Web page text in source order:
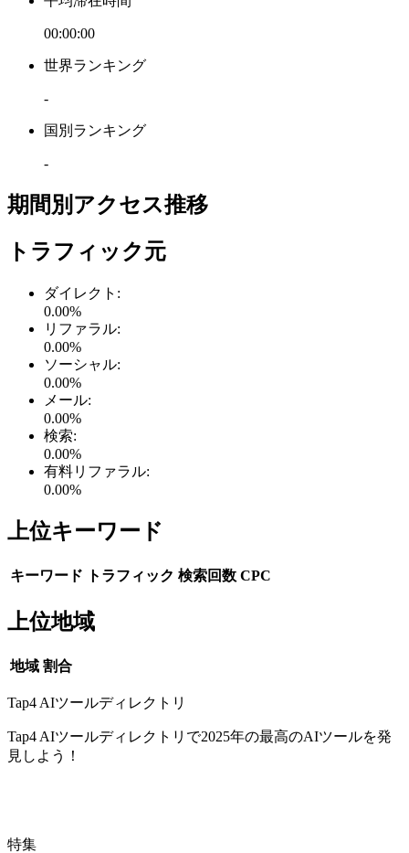
00:00:00
世界ランキング
-
国別ランキング
-
期間別アクセス推移
トラフィック元
ダイレクト :
0.00%
リファラル:
0.00%
ソーシャル:
0.00%
メール:
0.00%
検索:
0.00%
有料リファラル:
0.00%
上位キーワード
キーワード トラフィック 検索回数 CPC
上位地域
地域 割合
Tap4 AIツールディレクトリ
Tap4 AIツールディレクトリで2025年の最高のAIツールを発
見しよう！
特集